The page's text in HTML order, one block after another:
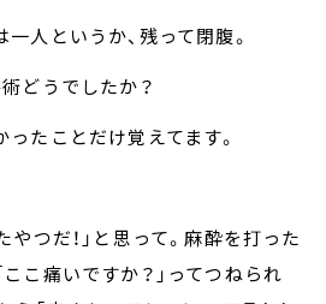
人というか、残って閉腹。
どうでしたか？
ったことだけ覚えてます。
やつだ！」と思って。麻酔を打った
こ痛いですか？」ってつねられ